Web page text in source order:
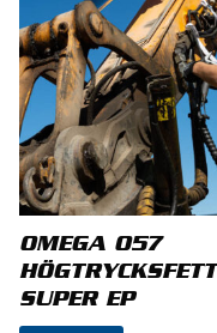
OMEGA 057
HÖGTRYCKSFETT
SUPER EP